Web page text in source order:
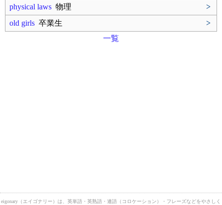
physical laws 物理
>
old girls 卒業生
>
一覧
eigonary（エイゴナリー）は、英単語・英熟語・連語（コロケーション）・フレーズなどをやさしく